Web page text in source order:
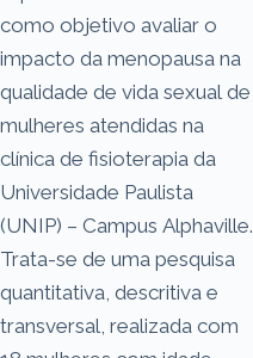
como objetivo avaliar o
impacto da menopausa na
qualidade de vida sexual de
mulheres atendidas na
clínica de fisioterapia da
Universidade Paulista
(UNIP) – Campus Alphaville.
Trata-se de uma pesquisa
quantitativa, descritiva e
transversal, realizada com